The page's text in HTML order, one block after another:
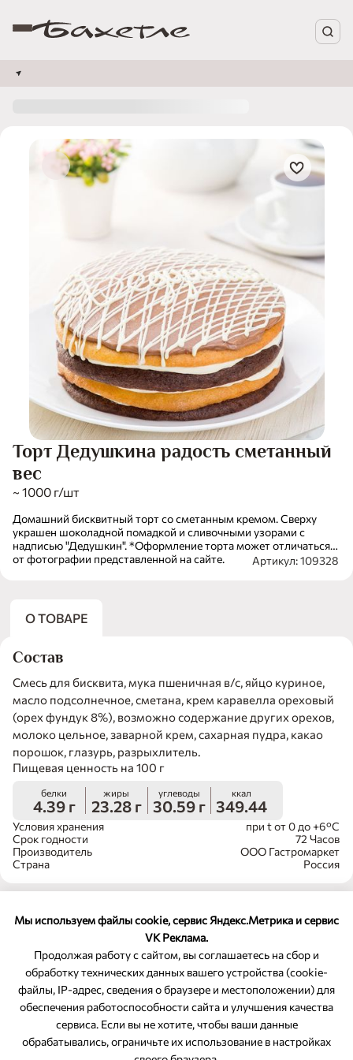
Мы используем файлы cookie, сервис Яндекс.Метрика и сервис
VK Реклама.
Продолжая работу с сайтом, вы соглашаетесь на сбор и
обработку технических данных вашего устройства (cookie-
файлы, IP-адрес, сведения о браузере и местоположении) для
обеспечения работоспособности сайта и улучшения качества
сервиса. Если вы не хотите, чтобы ваши данные
обрабатывались, ограничьте их использование в настройках
Торт Дедушкина радость сметанный
вес
~ 1000 г/шт
Домашний бисквитный торт со сметанным кремом. Сверху
украшен шоколадной помадкой и сливочными узорами с
надписью "Дедушкин". *Оформление торта может отличаться
от фотографии представленной на сайте.
Артикул: 109328
О ТОВАРЕ
Пищевая ценность на 100 г
белки
4.39 г
жиры
23.28 г
углеводы
30.59 г
ккал
349.44
Условия хранения
при t от 0 до +6°С
Срок годности
72 Часов
Производитель
ООО Гастромаркет
Страна
Россия
Состав
Смесь для бисквита, мука пшеничная в/с, яйцо куриное,
масло подсолнечное, сметана, крем каравелла ореховый
(орех фундук 8%), возможно содержание других орехов,
молоко цельное, заварной крем, сахарная пудра, какао
порошок, глазурь, разрыхлитель.
ОБРАТНАЯ СВЯЗЬ
8-800-350-46-10
Служба поддержки